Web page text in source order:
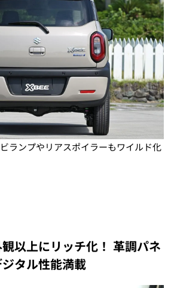
ランプやリアスポイラーもワイルド化
以上にリッチ化！ 革調パネ
タル性能満載